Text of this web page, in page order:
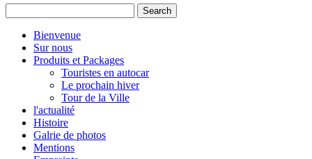
Bienvenue
Sur nous
Produits et Packages
Touristes en autocar
Le prochain hiver
Tour de la Ville
l'actualité
Histoire
Galrie de photos
Mentions